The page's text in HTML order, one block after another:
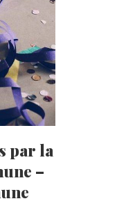
par la
–